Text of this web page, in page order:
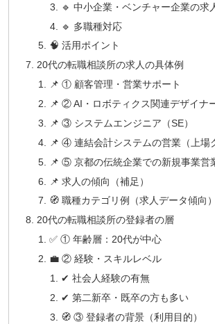
🔹 中小企業・ベンチャー企業の求
🔹 多職種対応
🧠 活用ポイント
20代の転職相談所の求人の具体例
📌 ① 顧客管理・営業サポート
📌 ② AI・ロボティクス関連デザイナ
📌 ③ システムエンジニア（SE）
📌 ④ 連結会計システムの営業（上場
📌 ⑤ 京都の伝統企業での新規事業営
📌 求人の傾向（補足）
🧭 職種カテゴリ例（求人データ傾向）
20代の転職相談所の登録者の層
✅ ① 年齢層：20代が中心
💼 ② 経験・スキルレベル
✔ 社会人経験の有無
✔ 第二新卒・既卒の方も多い
🧭 ③ 登録者の背景（利用目的）